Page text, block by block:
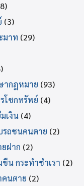
(3)
มาท (29)
ากฎหมาย (93)
โชกทรัพย์ (4)
เงิน (4)
ถชนคนตาย (2)
ฝาก (2)
น กระทำชำเรา (2)
นตาย (2)